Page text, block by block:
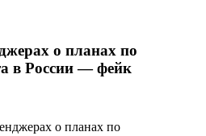
о планах по
в России — фейк